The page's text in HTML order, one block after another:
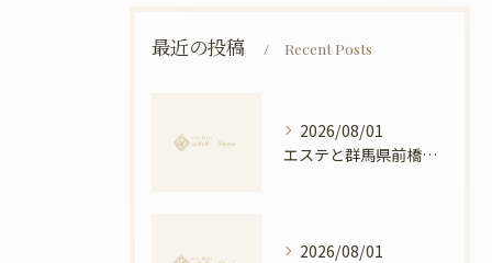
最近の投稿 Recent Posts
2026/08/01
エステと群馬県前橋市ボディメンテナンス徹底比較と安心できる選び方ガイド
2026/08/01